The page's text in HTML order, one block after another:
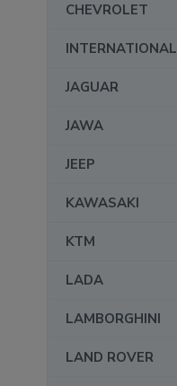
CHEVROLET
INTERNATIONAL
JAGUAR
JAWA
JEEP
KAWASAKI
KTM
LADA
LAMBORGHINI
LAND ROVER